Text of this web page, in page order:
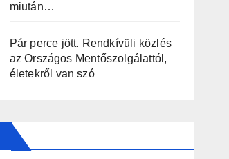
miután…
Pár perce jött. Rendkívüli közlés
az Országos Mentőszolgálattól,
életekről van szó